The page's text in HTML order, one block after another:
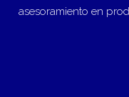
asesoramiento en